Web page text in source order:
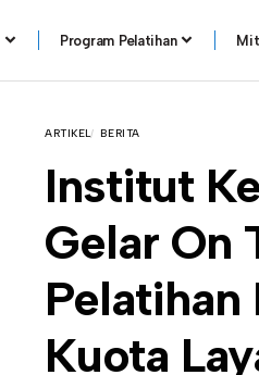
Program Pelatihan
ARTIKEL BERITA
Institut
Gelar On
Kuota